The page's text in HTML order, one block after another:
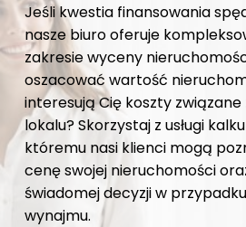
Jeśli kwestia finansowania
nasze biuro oferuje
zakresie wyceny
oszacować wartość
interesują Cię koszty
lokalu? Skorzystaj z usługi
któremu nasi klienci mogą
cenę swojej nieruchomości
świadomej decyzji w
wynajmu.